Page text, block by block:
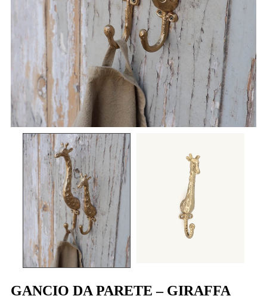
GANCIO DA PARETE – GIRAFFA